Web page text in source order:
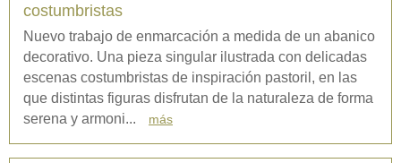
costumbristas
Nuevo trabajo de enmarcación a medida de un abanico
decorativo. Una pieza singular ilustrada con delicadas
escenas costumbristas de inspiración pastoril, en las
que distintas figuras disfrutan de la naturaleza de forma
serena y armoni...
más